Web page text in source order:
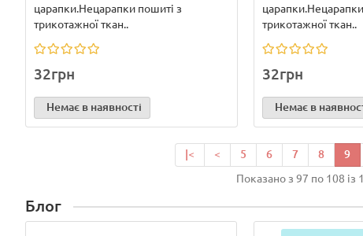
царапки.Нецарапки пошиті з
трикотажної ткан..
32грн
Немає в наявності
трикотажної ткан..
32грн
Немає в
|< < 5 6 7 8 9
Показано з 97 по 108 із
Блог